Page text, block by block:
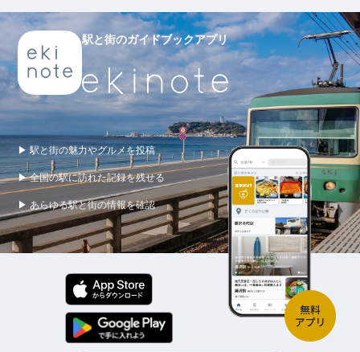
駅と街のガイドブックアプリ
▶ 駅と街の魅力やグルメを投稿
▶ 全国の駅に訪れた記録を残せる
▶ あらゆる駅と街の情報を確認